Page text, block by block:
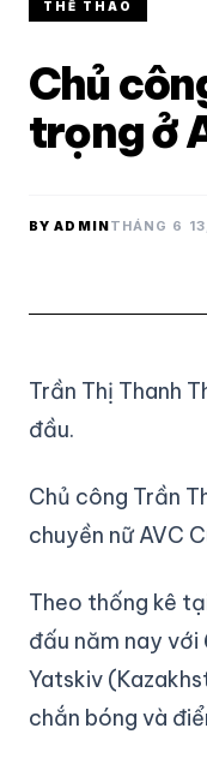
THỂ THAO
Chủ
trọng ở
BY ADMINTHÁNG 6
Trần Thị Thanh
đầu.
Chủ công Trần
chuyền nữ AVC
Theo thống kê
đấu năm nay
Yatskiv
chắn bóng và